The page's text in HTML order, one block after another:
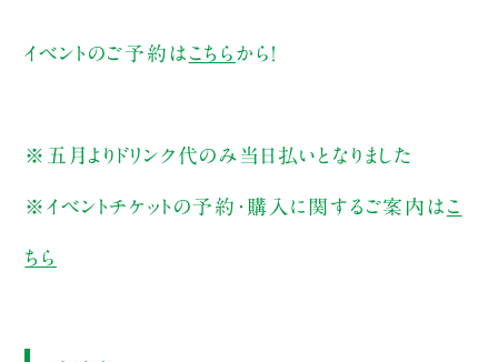
イベントのご予約は こちら から！
※五月よりドリンク代のみ当日払いとなりました
※イベントチケットの予約・購入に関するご案内は こ
ちら